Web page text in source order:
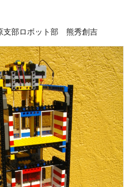
支部ロボット部 熊秀創吉